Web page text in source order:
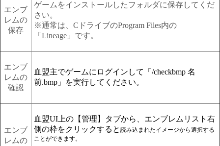
エンブ
レムの
保存
ゲームをインストールしたフォルダに保存してくだ
さい。
※通常は、CドライブのProgram Files内の
「Lineage」です。
エンブ
レムの
確認
血盟主でゲームにログインして「/checkbmp 名
前.bmp」を実行してください。
エンブ
レムの
血盟UI上の【管理】タブから、エンブレムリスト右
側の枠をクリックすると 読み込まれたイメージから選択する
ことができます。